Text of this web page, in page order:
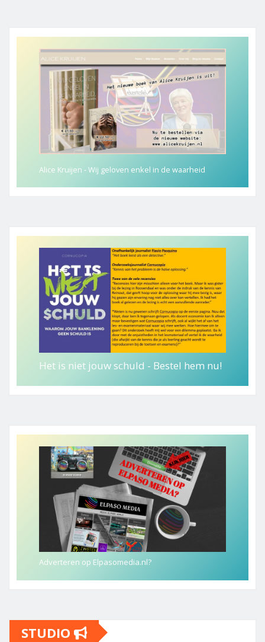
Alice Kruijen - Wij geloven enkel in de waarheid
Het is niet jouw schuld - Bestel hem nu!
Adverteren op Elpasomedia.nl?
STUDIO